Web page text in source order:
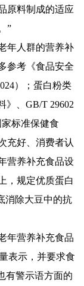
原料制成的适应
”
年人群的营养补
参考《食品安全
）；蛋白粉类
》、GB/T 29602
家标准保健食
充好、消费者认
营养补充食品设
，规定优质蛋白
消除大豆中的抗
年营养补充食品
表示，并要求食
有警示语方面的